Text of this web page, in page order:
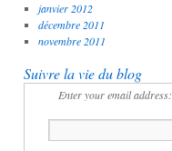
janvier 2012
décembre 2011
novembre 2011
Suivre la vie du blog
Enter your email address: